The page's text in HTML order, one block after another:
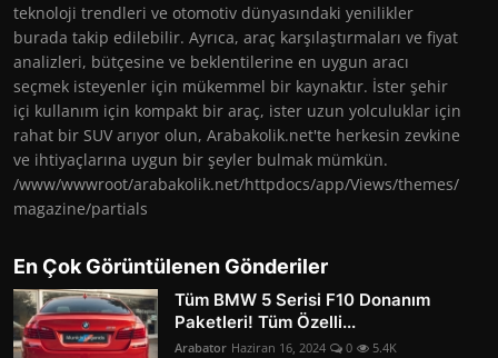
teknoloji trendleri ve otomotiv dünyasındaki yenilikler
burada takip edilebilir. Ayrıca, araç karşılaştırmaları ve fiyat
analizleri, bütçesine ve beklentilerine en uygun aracı
seçmek isteyenler için mükemmel bir kaynaktır. İster şehir
içi kullanım için kompakt bir araç, ister uzun yolculuklar için
rahat bir SUV arıyor olun, Arabakolik.net'te herkesin zevkine
ve ihtiyaçlarına uygun bir şeyler bulmak mümkün.
/www/wwwroot/arabakolik.net/httpdocs/app/Views/themes/
magazine/partials
En Çok Görüntülenen Gönderiler
Tüm BMW 5 Serisi F10 Donanım
Paketleri! Tüm Özelli...
Arabator Haziran 16, 2024 0 5.4K